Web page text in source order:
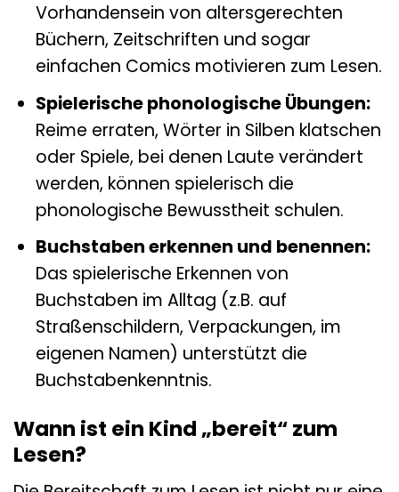
Vorhandensein von altersgerechten
Büchern, Zeitschriften und sogar
einfachen Comics motivieren zum Lesen.
Spielerische phonologische Übungen:
Reime erraten, Wörter in Silben klatschen
oder Spiele, bei denen Laute verändert
werden, können spielerisch die
phonologische Bewusstheit schulen.
Buchstaben erkennen und benennen:
Das spielerische Erkennen von
Buchstaben im Alltag (z.B. auf
Straßenschildern, Verpackungen, im
eigenen Namen) unterstützt die
Buchstabenkenntnis.
Wann ist ein Kind „bereit“ zum
Lesen?